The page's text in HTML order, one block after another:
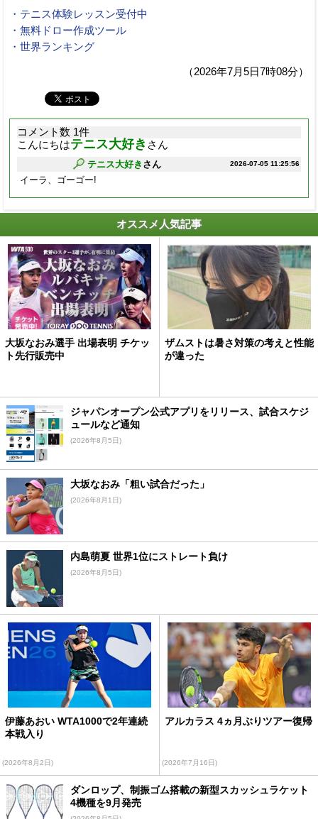
・テニス体験レッスン受付中
・無料ドロー作成ツール
・世界ランキング
（2026年7月5日7時08分）
コメント数 1件
こんにちはテニス大好き さん
2026-07-05 11:25:56
テニス大好き さん
イーラ、ゴーゴー!
オススメ人気記事
大坂なおみ選手 出場表明 チケッ
ト先行販売中
ザムストは暑さ対策の考えと性能
が違った
ジャパンオープン公式アプリをリリース、試合スケジ
ュールなど通知
(2026年8月5日)
大坂なおみ「粗い試合だった」
(2026年8月1日)
内島萌夏 世界1位にストレート負け
(2026年8月5日)
伊藤あおい WTA1000で2年連続
本戦入り
(2026年8月2日)
アルカラス 4ヵ月ぶりツアー復帰
(2026年7月16日)
ダンロップ、制振ゴム搭載の新型スカッシュラケット
4機種を9月発売